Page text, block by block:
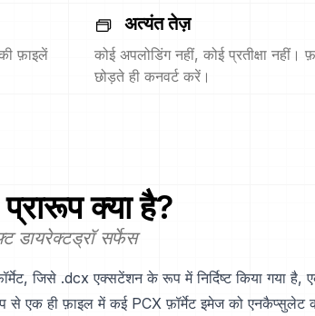
फ़ाइलें
अत्यंत तेज़
कोई अपलोडिंग नहीं, कोई प्रतीक्षा नहीं।
छोड़ते ही कनवर्ट करें।
प्रारूप क्या है?
डायरेक्टड्रॉ सर्फेस
जिसे .dcx एक्सटेंशन के रूप में निर्दिष्ट किया गया है,
से एक ही फ़ाइल में कई PCX फ़ॉर्मेट इमेज को एनकैप्सुलेट